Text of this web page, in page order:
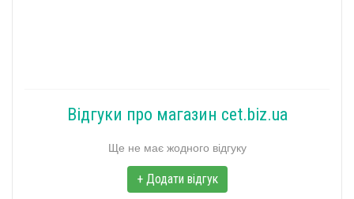
Відгуки про магазин cet.biz.ua
Ще не має жодного відгуку
+ Додати відгук